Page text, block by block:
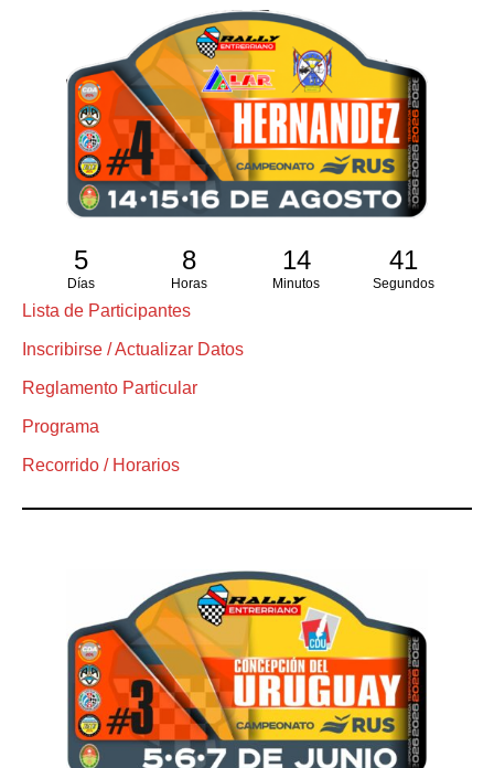
5
Días
8
Horas
14
Minutos
41
Segundos
Lista de Participantes
Inscribirse / Actualizar Datos
Reglamento Particular
Programa
Recorrido / Horarios